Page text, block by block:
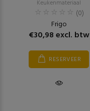
Keukenmateriaal
(0)
Frigo
€30,98 excl. btw
RESERVEER